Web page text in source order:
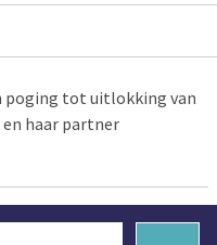
poging tot uitlokking van
haar partner